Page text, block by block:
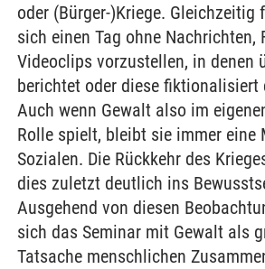
oder (Bürger-)Kriege. Gleichzeitig
sich einen Tag ohne Nachrichten,
Videoclips vorzustellen, in denen
berichtet oder diese
Auch wenn Gewalt also im
Rolle spielt, bleibt sie immer eine
Sozialen. Die Rückkehr des
dies zuletzt deutlich ins
Ausgehend von diesen
sich das Seminar mit Gewalt als
Tatsache menschlichen